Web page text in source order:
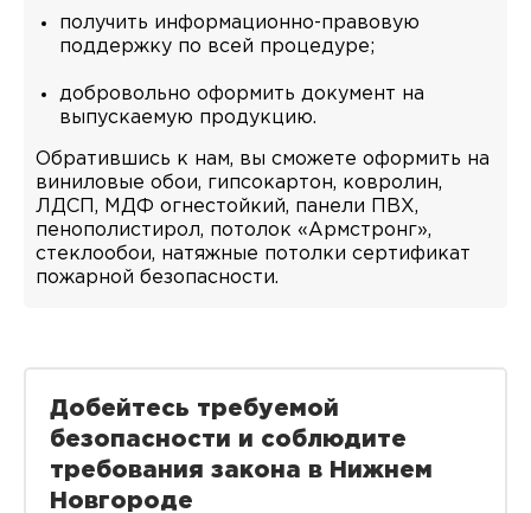
получить информационно-правовую
поддержку по всей процедуре;
добровольно оформить документ на
выпускаемую продукцию.
Обратившись к нам, вы сможете оформить на
виниловые обои, гипсокартон, ковролин,
ЛДСП, МДФ огнестойкий, панели ПВХ,
пенополистирол, потолок «Армстронг»,
стеклообои, натяжные потолки сертификат
пожарной безопасности.
Добейтесь требуемой
безопасности и соблюдите
требования закона в Нижнем
Новгороде